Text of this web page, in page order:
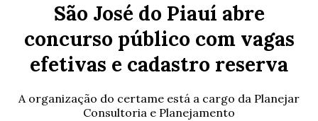
São José do Piauí abre
concurso público com vagas
efetivas e cadastro reserva
A organização do certame está a cargo da Planejar
Consultoria e Planejamento